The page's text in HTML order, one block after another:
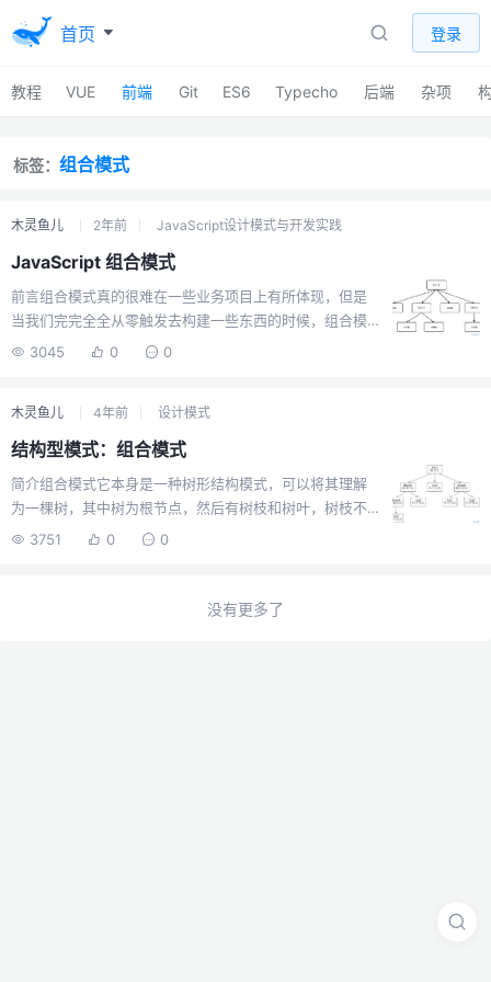
首页 登录
教程 VUE 前端 Git ES6 Typecho 后端 杂项
标签： 组合模式
木灵鱼儿 2年前 JavaScript设计模式与开发实践
JavaScript 组合模式
前言组合模式真的很难在一些业务项目上有所体现，但是
当我们完完全全从零触发去构建一些东西的时候，组合模
式还是很有用处的。组合模式是一种结构型设计模式，它
性。在组合模式中，通常有两种类型的对象：叶子对象
（Leaf）：不包含子对象的对象。容器对象
点是这个一致性，我们通过上层类型约束，要求叶子对象
和容器对象都需要实现我们指定的接口，然后我们就可以
放心的进行组合了。最终我们可以发现，组合这些对象，
3045 0 0
木灵鱼儿 4年前 设计模式
结构型模式：组合模式
简介组合模式它本身是一种树形结构模式，可以将其理解
为一棵树，其中树为根节点，然后有树枝和树叶，树枝不
断的分叉，树枝上也会有树叶。我们看个图：它是一种将
性。其实说人话就是，我定义了一个接口，它有一个show
3751 0 0
没有更多了